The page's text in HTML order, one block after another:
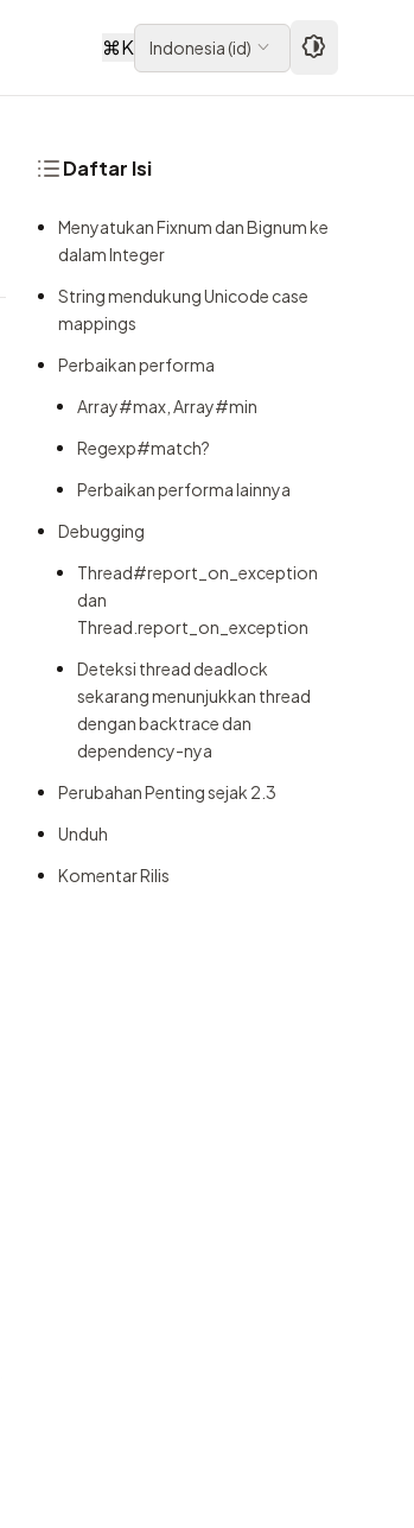
⌘K Indonesia(id)
Daftar Isi
Menyatukan Fixnum dan Bignum ke
dalam Integer
String mendukung Unicode case
mappings
Perbaikan performa
Array#max, Array#min
Regexp#match?
Perbaikan performa lainnya
Debugging
Thread#report_on_exception
dan
Thread.report_on_exception
Deteksi thread deadlock
sekarang menunjukkan thread
dengan backtrace dan
dependency-nya
Perubahan Penting sejak 2.3
Unduh
Komentar Rilis